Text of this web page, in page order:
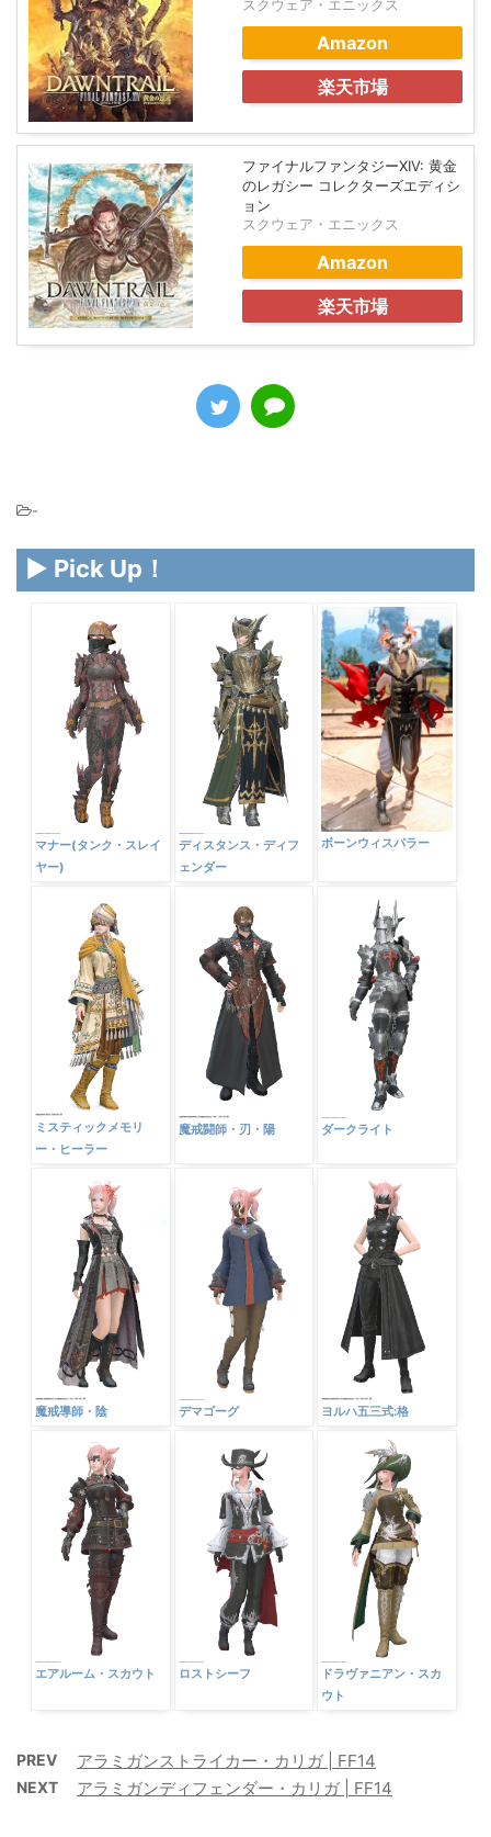
スクウェア・エニックス
Amazon
楽天市場
ファイナルファンタジーXIV: 黄金
のレガシー コレクターズエディシ
ョン
スクウェア・エニックス
Amazon
楽天市場
-
▶ Pick Up！
マナー(タンク・スレイ
ヤー)
ディスタンス・ディフ
ェンダー
ボーンウィスパラー
ミスティックメモリ
ー・ヒーラー
魔戒闘師・刃・陽 ダークライト
魔戒導師・陰 デマゴーグ ヨルハ五三式:格
エアルーム・スカウト ロストシーフ
ドラヴァニアン・スカ
ウト
PREV アラミガンストライカー・カリガ | FF14
NEXT アラミガンディフェンダー・カリガ | FF14